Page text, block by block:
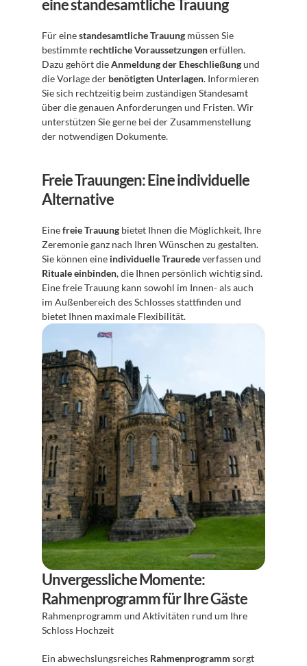
eine standesamtliche Trauung
Für eine standesamtliche Trauung müssen Sie
bestimmte rechtliche Voraussetzungen erfüllen.
Dazu gehört die Anmeldung der Eheschließung und
die Vorlage der benötigten Unterlagen. Informieren
Sie sich rechtzeitig beim zuständigen Standesamt
über die genauen Anforderungen und Fristen. Wir
unterstützen Sie gerne bei der Zusammenstellung
der notwendigen Dokumente.
Freie Trauungen: Eine individuelle
Alternative
Eine freie Trauung bietet Ihnen die Möglichkeit, Ihre
Zeremonie ganz nach Ihren Wünschen zu gestalten.
Sie können eine individuelle Traurede
Rituale einbinden, die Ihnen persönlich wichtig sind.
Eine freie Trauung kann sowohl im Innen- als auch
im Außenbereich des Schlosses stattfinden und
bietet Ihnen maximale Flexibilität.
Unvergessliche Momente:
Rahmenprogramm für Ihre Gäste
Rahmenprogramm und Aktivitäten rund um Ihre
Schloss Hochzeit
Ein abwechslungsreiches Rahmenprogramm sorgt